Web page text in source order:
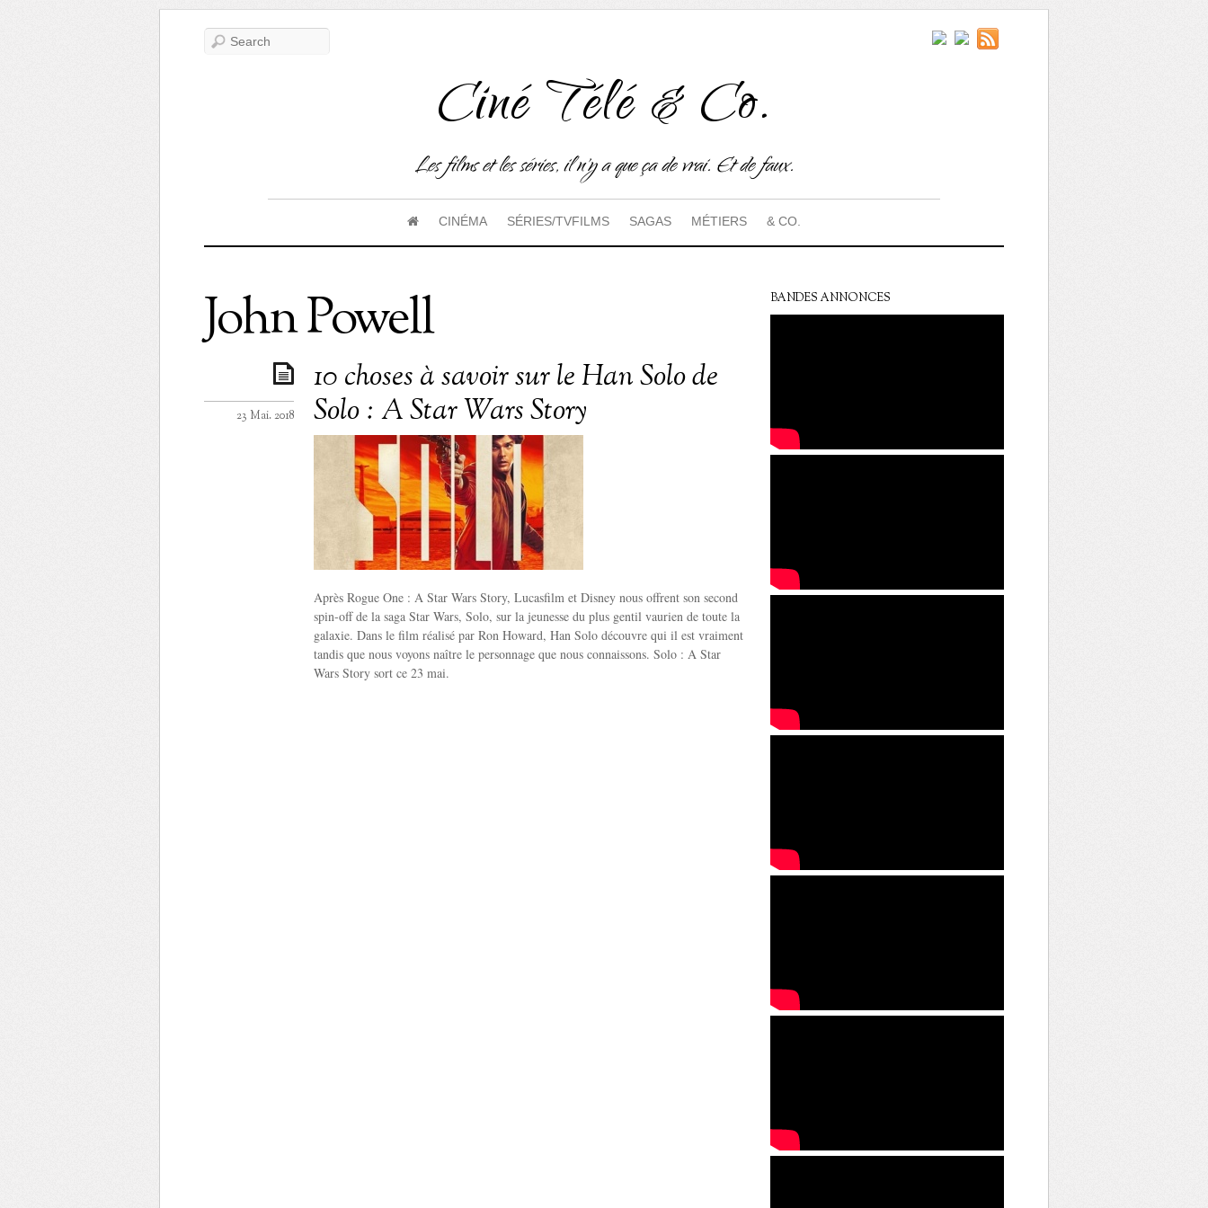
Ciné Télé & Co.
Les films et les séries, il n'y a que ça de vrai. Et de faux.
CINÉMA SÉRIES/TVFILMS SAGAS MÉTIERS & CO.
John Powell
10 choses à savoir sur le Han Solo de
Solo : A Star Wars Story
23 Mai. 2018
Après Rogue One : A Star Wars Story, Lucasfilm et Disney nous offrent son second
spin-off de la saga Star Wars, Solo, sur la jeunesse du plus gentil vaurien de toute la
galaxie. Dans le film réalisé par Ron Howard, Han Solo découvre qui il est vraiment
tandis que nous voyons naître le personnage que nous connaissons. Solo : A Star
Wars Story sort ce 23 mai.
BANDES ANNONCES